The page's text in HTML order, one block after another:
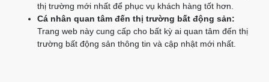
thị trường mới nhất để phục vụ khách hàng tốt hơn.
Cá nhân quan tâm đến thị trường bất động sản:
Trang web này cung cấp cho bất kỳ ai quan tâm đến thị
trường bất động sản thông tin và cập nhật mới nhất.